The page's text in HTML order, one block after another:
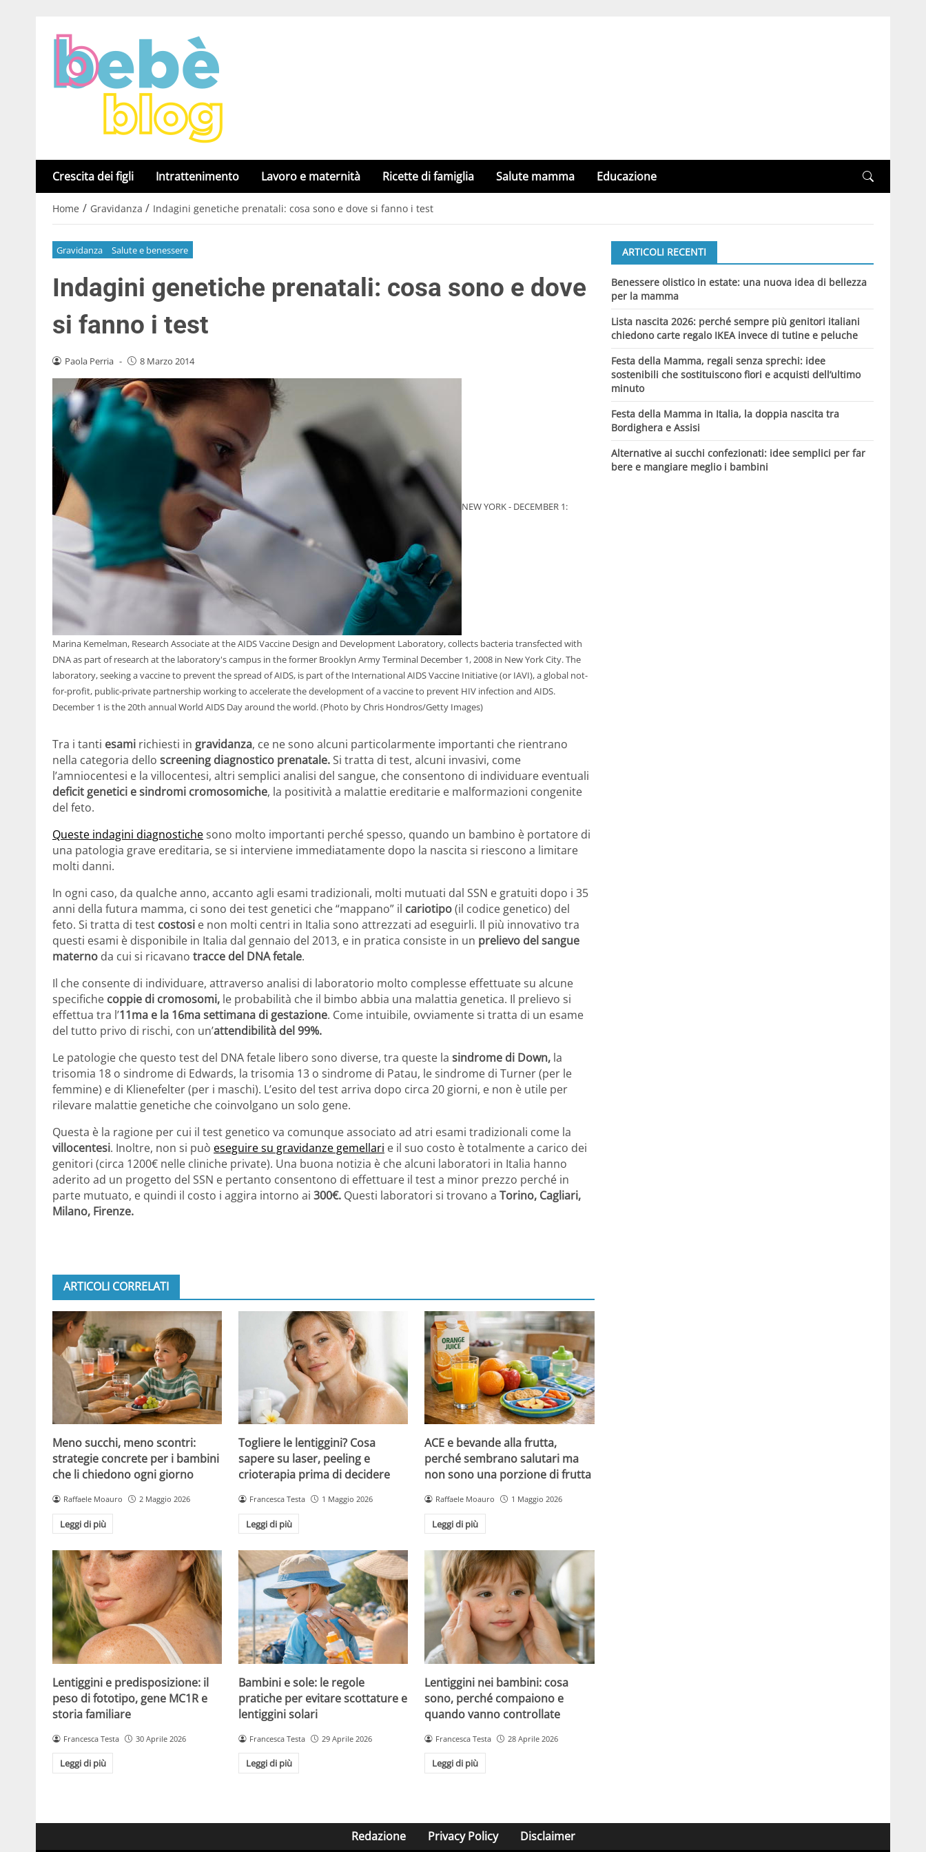
Crescita dei figli Intrattenimento Lavoro e maternità Ricette di famiglia Salute mamma Educazione
Home / Gravidanza / Indagini genetiche prenatali: cosa sono e dove si fanno i test
Gravidanza Salute e benessere
Indagini genetiche prenatali: cosa sono e dove
si fanno i test
Paola Perria - 8 Marzo 2014
NEW YORK - DECEMBER 1:
Marina Kemelman, Research Associate at the AIDS Vaccine Design and Development Laboratory, collects bacteria transfected with
DNA as part of research at the laboratory's campus in the former Brooklyn Army Terminal December 1, 2008 in New York City. The
laboratory, seeking a vaccine to prevent the spread of AIDS, is part of the International AIDS Vaccine Initiative (or IAVI), a global not-
for-profit, public-private partnership working to accelerate the development of a vaccine to prevent HIV infection and AIDS.
December 1 is the 20th annual World AIDS Day around the world. (Photo by Chris Hondros/Getty Images)
Tra i tanti esami richiesti in gravidanza, ce ne sono alcuni particolarmente importanti che rientrano
nella categoria dello screening diagnostico prenatale.Si tratta di test, alcuni invasivi, come
l’amniocentesi e la villocentesi, altri semplici analisi del sangue, che consentono di individuare eventuali
deficit genetici e sindromi cromosomiche, la positività a malattie ereditarie e malformazioni congenite
del feto.
Queste indagini diagnostichesono molto importanti perché spesso, quando un bambino è portatore di
una patologia grave ereditaria, se si interviene immediatamente dopo la nascita si riescono a limitare
molti danni.
In ogni caso, da qualche anno, accanto agli esami tradizionali, molti mutuati dal SSN e gratuiti dopo i 35
anni della futura mamma, ci sono dei test genetici che “mappano” il cariotipo(il codice genetico) del
feto. Si tratta di test costosi e non molti centri in Italia sono attrezzati ad eseguirli. Il più innovativo tra
questi esami è disponibile in Italia dal gennaio del 2013, e in pratica consiste in un prelievo del sangue
materno da cui si ricavano tracce del DNA fetale.
Il che consente di individuare, attraverso analisi di laboratorio molto complesse effettuate su alcune
specifiche coppie di cromosomi, le probabilità che il bimbo abbia una malattia genetica. Il prelievo si
effettua tra l’11ma e la 16ma settimana di gestazione. Come intuibile, ovviamente si tratta di un esame
del tutto privo di rischi, con un’attendibilità del 99%.
Le patologie che questo test del DNA fetale libero sono diverse, tra queste la sindrome di Down, la
trisomia 18 o sindrome di Edwards, la trisomia 13 o sindrome di Patau, le sindrome di Turner (per le
femmine) e di Klienefelter (per i maschi). L’esito del test arriva dopo circa 20 giorni, e non è utile per
rilevare malattie genetiche che coinvolgano un solo gene.
Questa è la ragione per cui il test genetico va comunque associato ad atri esami tradizionali come la
villocentesi. Inoltre, non si può eseguire su gravidanze gemellari e il suo costo è totalmente a carico dei
genitori (circa 1200€ nelle cliniche private). Una buona notizia è che alcuni laboratori in Italia hanno
aderito ad un progetto del SSN e pertanto consentono di effettuare il test a minor prezzo perché in
parte mutuato, e quindi il costo i aggira intorno ai 300€. Questi laboratori si trovano a Torino, Cagliari,
Milano, Firenze.
ARTICOLI CORRELATI
Meno succhi, meno scontri:
strategie concrete per i bambini
che li chiedono ogni giorno
Raffaele Moauro 2 Maggio 2026
Leggi di più
Togliere le lentiggini? Cosa
sapere su laser, peeling e
crioterapia prima di decidere
Francesca Testa 1 Maggio 2026
Leggi di più
ACE e bevande alla frutta,
perché sembrano salutari ma
non sono una porzione di frutta
Raffaele Moauro 1 Maggio 2026
Leggi di più
Lentiggini e predisposizione: il
peso di fototipo, gene MC1R e
storia familiare
Francesca Testa 30 Aprile 2026
Leggi di più
Bambini e sole: le regole
pratiche per evitare scottature e
lentiggini solari
Francesca Testa 29 Aprile 2026
Leggi di più
Lentiggini nei bambini: cosa
sono, perché compaiono e
quando vanno controllate
Francesca Testa 28 Aprile 2026
Leggi di più
ARTICOLI RECENTI
Benessere olistico in estate: una nuova idea di bellezza
per la mamma
Lista nascita 2026: perché sempre più genitori italiani
chiedono carte regalo IKEA invece di tutine e peluche
Festa della Mamma, regali senza sprechi: idee
sostenibili che sostituiscono fiori e acquisti dell’ultimo
minuto
Festa della Mamma in Italia, la doppia nascita tra
Bordighera e Assisi
Alternative ai succhi confezionati: idee semplici per far
bere e mangiare meglio i bambini
Redazione Privacy Policy Disclaimer